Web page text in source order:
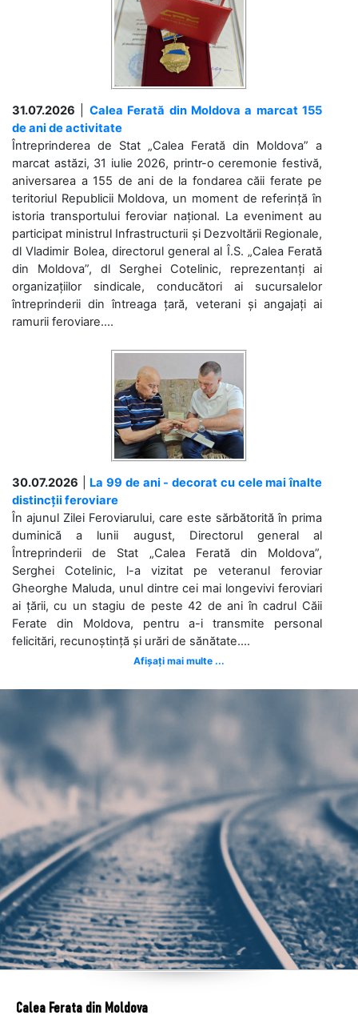
31.07.2026
Calea Ferată din Moldova a marcat 155
de ani de activitate
Întreprinderea de Stat „Calea Ferată din Moldova” a
marcat astăzi, 31 iulie 2026, printr-o ceremonie festivă,
aniversarea a 155 de ani de la fondarea căii ferate pe
teritoriul Republicii Moldova, un moment de referință în
istoria transportului feroviar național. La eveniment au
participat ministrul Infrastructurii și Dezvoltării Regionale,
dl Vladimir Bolea, directorul general al Î.S. „Calea Ferată
din Moldova”, dl Serghei Cotelinic, reprezentanți ai
organizațiilor sindicale, conducători ai sucursalelor
întreprinderii din întreaga țară, veterani și angajați ai
ramurii feroviare....
30.07.2026
La 99 de ani - decorat cu cele mai înalte
distincții feroviare
În ajunul Zilei Feroviarului, care este sărbătorită în prima
duminică a lunii august, Directorul general al
Întreprinderii de Stat „Calea Ferată din Moldova”,
Serghei Cotelinic, l-a vizitat pe veteranul feroviar
Gheorghe Maluda, unul dintre cei mai longevivi feroviari
ai țării, cu un stagiu de peste 42 de ani în cadrul Căii
Ferate din Moldova, pentru a-i transmite personal
felicitări, recunoștință și urări de sănătate....
Afișați mai multe ...
Calea Ferata din Moldova